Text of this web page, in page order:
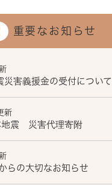
重要なお知らせ
災害義援金の受付について
新
地震 災害代理寄附
らの大切なお知らせ